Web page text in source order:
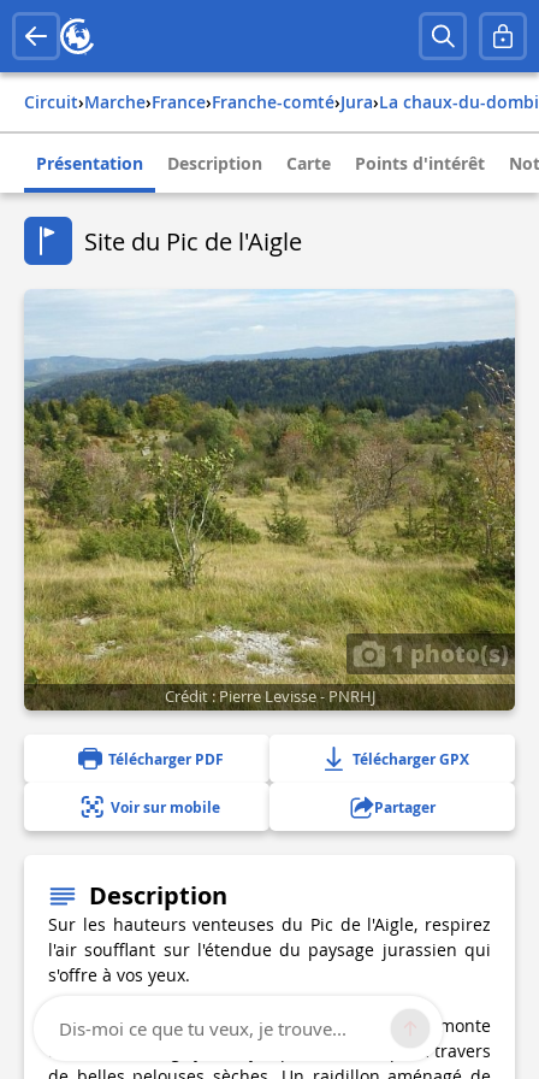
Circuit› Marche› france› franche-comté› jura› la chaux-du-
Présentation Description Carte Points d'intérêt
Site du Pic de l'Aigle
1 photo(s)
Crédit : Pierre Levisse - PNRHJ
Télécharger PDF Télécharger GPX
Voir sur mobile Partager
Description
Sur les hauteurs venteuses du Pic de l'Aigle, respirez
l'air soufflant sur l'étendue du paysage jurassien qui
s'offre à vos yeux.
Depuis le PARKING DU PIC, le sentier rocailleux monte
au nord (balisage jaune) jusqu’au Pied du pic à travers
Dis-moi ce que tu veux, je trouve...